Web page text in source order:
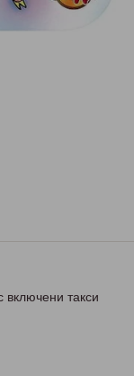
включени такси